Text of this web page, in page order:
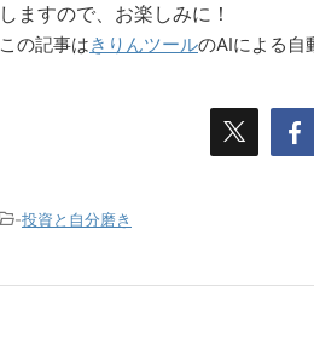
しますので、お楽しみに！
この記事はきりんツールのAIによる自
-投資と自分磨き